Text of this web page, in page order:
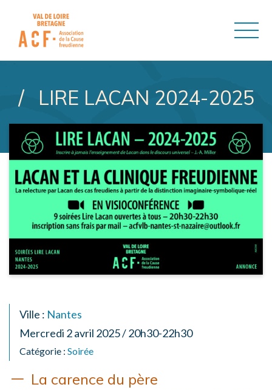
ASSOCIATION DE LA
LIRE LACAN 2024-2025
Ville : Nantes
Mercredi 2 avril 2025 / 20h30-22h30
Catégorie : Soirée
La carence du père